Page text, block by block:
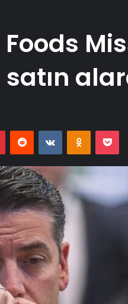
satın
PinterestReddit VKontakte